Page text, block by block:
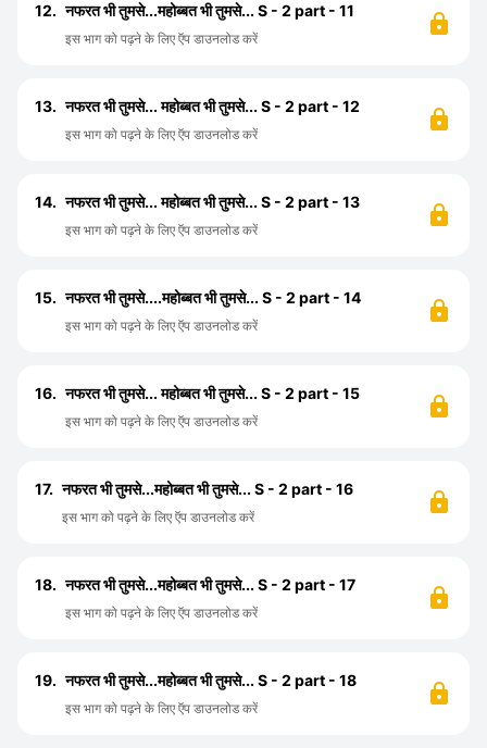
12. नफरत भी तुमसे...महोब्बत भी तुमसे... S - 2 part - 11
इस भाग को पढ़ने के लिए ऍप डाउनलोड करें
13. नफरत भी तुमसे... महोब्बत भी तुमसे... S - 2 part - 12
इस भाग को पढ़ने के लिए ऍप डाउनलोड करें
14. नफरत भी तुमसे... महोब्बत भी तुमसे... S - 2 part - 13
इस भाग को पढ़ने के लिए ऍप डाउनलोड करें
15. नफरत भी तुमसे....महोब्बत भी तुमसे... S - 2 part - 14
इस भाग को पढ़ने के लिए ऍप डाउनलोड करें
16. नफरत भी तुमसे... महोब्बत भी तुमसे... S - 2 part - 15
इस भाग को पढ़ने के लिए ऍप डाउनलोड करें
17. नफरत भी तुमसे...महोब्बत भी तुमसे... S - 2 part - 16
इस भाग को पढ़ने के लिए ऍप डाउनलोड करें
18. नफरत भी तुमसे...महोब्बत भी तुमसे... S - 2 part - 17
इस भाग को पढ़ने के लिए ऍप डाउनलोड करें
19. नफरत भी तुमसे...महोब्बत भी तुमसे... S - 2 part - 18
इस भाग को पढ़ने के लिए ऍप डाउनलोड करें